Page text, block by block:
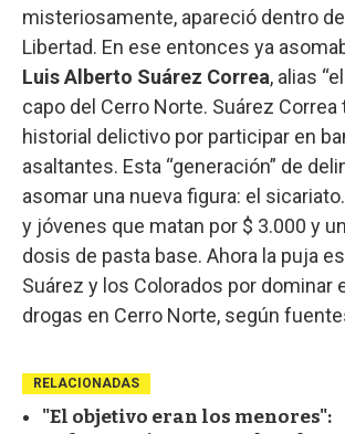
misteriosamente, apareció dentro
Libertad. En ese entonces ya
Luis Alberto Suárez Correa, alias
capo del Cerro Norte. Suárez Correa
historial delictivo por participar en
asaltantes. Esta “generación” de
asomar una nueva figura: el
y jóvenes que matan por $ 3.000 y
dosis de pasta base. Ahora la puja
Suárez y los Colorados por dominar
drogas en Cerro Norte, según
RELACIONADAS
"El objetivo eran los menores":